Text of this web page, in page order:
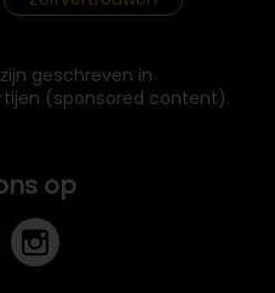
geschreven in
(sponsored content).
op